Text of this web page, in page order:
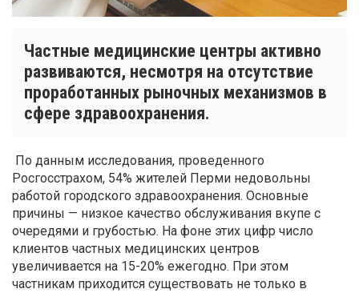
Частные медицинские центры активно
развиваются, несмотря на отсутствие
проработанных рыночных механизмов в
сфере здравоохранения.
По данным исследования, проведенного
Росгосстрахом, 54% жителей Перми недовольны
работой городского здравоохранения. Основные
причины — низкое качество обслуживания вкупе с
очередями и грубостью. На фоне этих цифр число
клиентов частных медицинских центров
увеличивается на 15-20% ежегодно. При этом
частникам приходится существовать не только в